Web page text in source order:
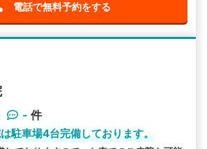
電話で無料予約をする
- 件
駐車場4台完備しております。